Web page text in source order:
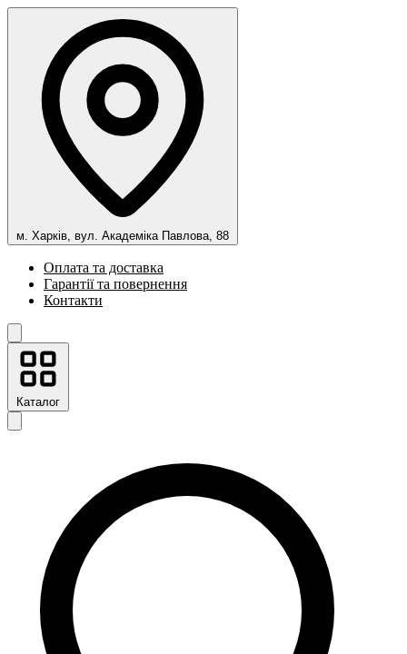
м. Харків, вул. Академіка Павлова, 88
Оплата та доставка
Гарантії та повернення
Контакти
Каталог